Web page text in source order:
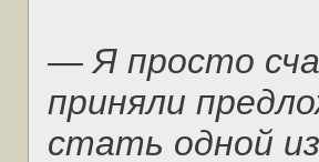
— Я просто
приняли
стать одной